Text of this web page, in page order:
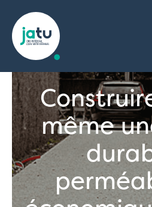
même